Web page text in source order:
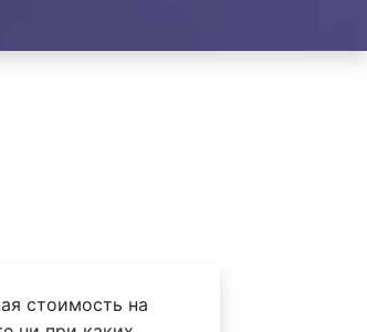
стоимость на